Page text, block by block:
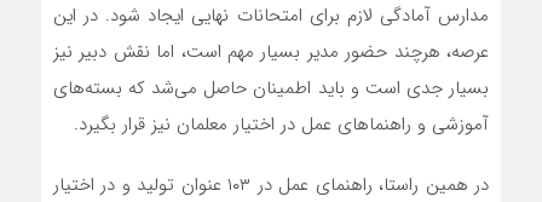
مدارس آمادگی لازم برای امتحانات نهایی ایجاد شود. در این
عرصه، هرچند حضور مدیر بسیار مهم است، اما نقش دبیر نیز
بسیار جدی است و باید اطمینان حاصل می‌شد که بسته‌های
آموزشی و راهنماهای عمل در اختیار معلمان نیز قرار بگیرد.
در همین راستا، راهنمای عمل در ۱۰۳ عنوان تولید و در اختیار